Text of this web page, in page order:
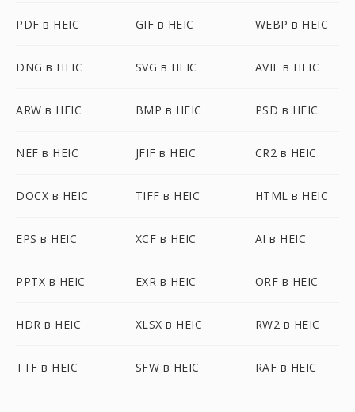
PDF в HEIC GIF в HEIC WEBP в HEIC
DNG в HEIC SVG в HEIC AVIF в HEIC
ARW в HEIC BMP в HEIC PSD в HEIC
NEF в HEIC JFIF в HEIC CR2 в HEIC
DOCX в HEIC TIFF в HEIC HTML в HEIC
EPS в HEIC XCF в HEIC AI в HEIC
PPTX в HEIC EXR в HEIC ORF в HEIC
HDR в HEIC XLSX в HEIC RW2 в HEIC
TTF в HEIC SFW в HEIC RAF в HEIC